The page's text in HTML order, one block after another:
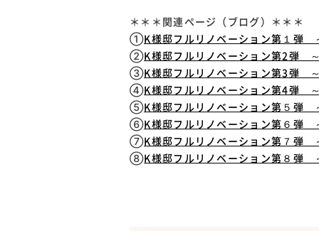
＊＊＊関連ページ（ブログ）＊＊＊
① K様邸フルリノベーション第１弾
② K様邸フルリノベーション第2弾
③ K様邸フルリノベーション第3弾
④ K様邸フルリノベーション第4弾
⑤ K様邸フルリノベーション第５弾
⑥ K様邸フルリノベーション第６弾
⑦ K様邸フルリノベーション第７弾
⑧ K様邸フルリノベーション第８弾